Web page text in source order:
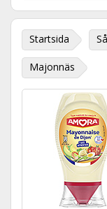
Startsida
Majonnäs